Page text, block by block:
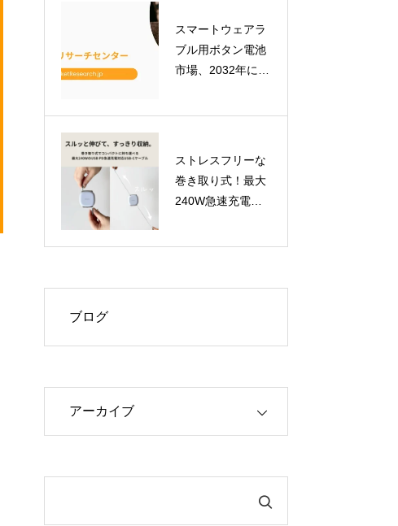
スマートウェアラ
ブル用ボタン電池
市場、2032年には
ストレスフリーな
巻き取り式！最大
240W急速充電対
ブログ